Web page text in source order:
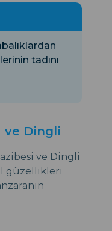
tadını
ve Dingli
ve Dingli
güzellikleri